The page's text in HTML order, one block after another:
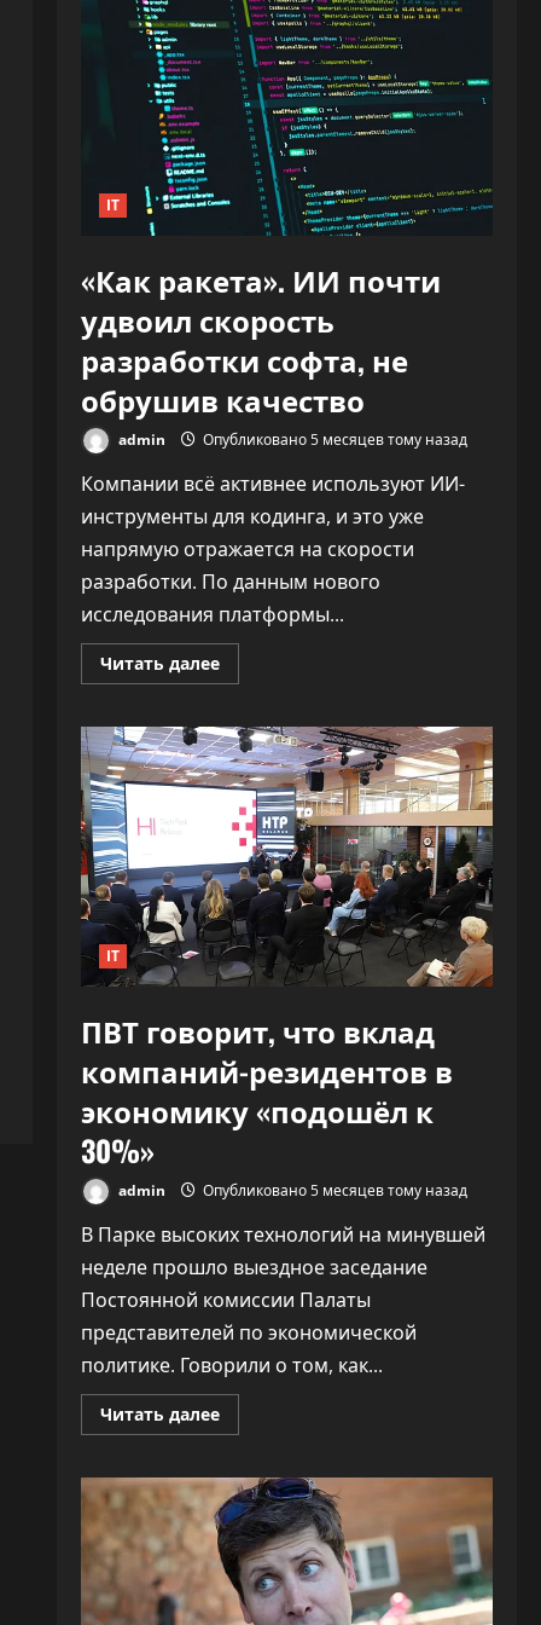
IT
«Как ракета». ИИ почти
удвоил скорость
разработки софта, не
обрушив качество
admin Опубликовано 5 месяцев тому назад
Компании всё активнее используют ИИ-
инструменты для кодинга, и это уже
напрямую отражается на скорости
разработки. По данным нового
исследования платформы...
Читать далееПрочитать
больше
ракета».
ИИ
почти
удвоил
скорость
разработки
софта,
обрушив
качество
IT
ПВТ говорит, что вклад
компаний-резидентов в
экономику «подошёл к
30%»
admin Опубликовано 5 месяцев тому назад
В Парке высоких технологий на минувшей
неделе прошло выездное заседание
Постоянной комиссии Палаты
представителей по экономической
политике. Говорили о том, как...
Читать далееПрочитать
больше
говорит,
что
вклад
компаний-
резидентов
в
экономику
«подошёл
к